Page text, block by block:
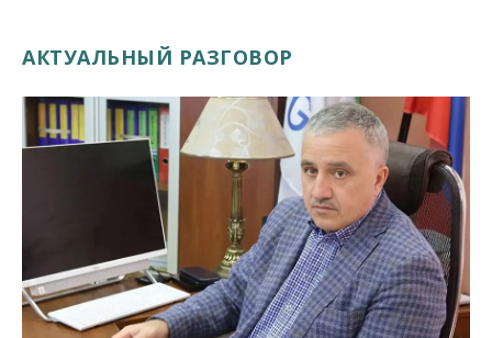
АКТУАЛЬНЫЙ РАЗГОВОР